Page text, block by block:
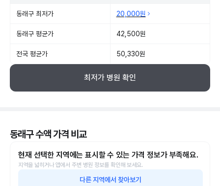
동래구 최저가 20,000원
동래구 평균가 42,500원
전국 평균가 50,330원
최저가 병원 확인
동래구 수액 가격 비교
현재 선택한 지역에는 표시할 수 있는 가격 정보가 부족해요.
지역을 넓히거나 앱에서 주변 병원 정보를 확인해 보세요.
다른 지역에서 찾아보기